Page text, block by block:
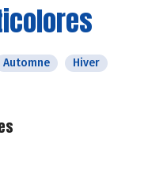
Automne
Hiver